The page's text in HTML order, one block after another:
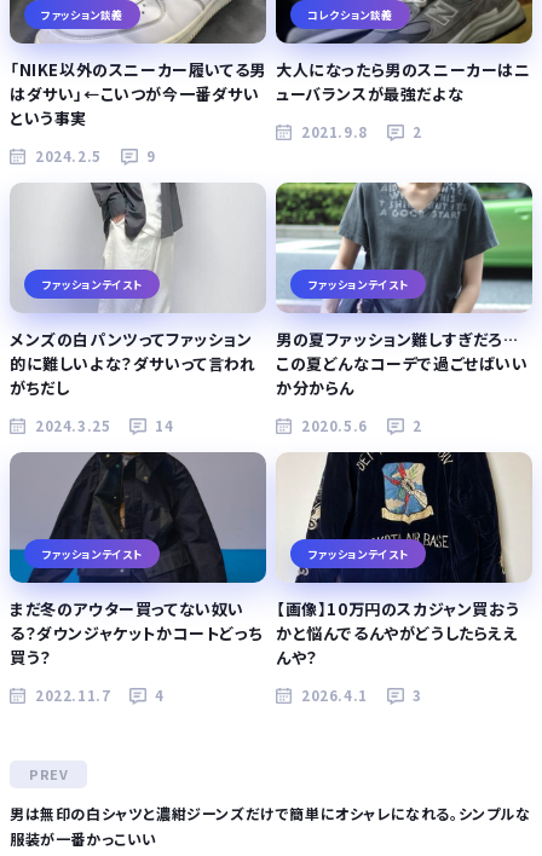
ファッション談義
「NIKE以外のスニーカー履いてる男
はダサい」←こいつが今一番ダサい
という事実
2024.2.5 9
コレクション談義
大人になったら男のスニーカーはニ
ューバランスが最強だよな
2021.9.8 2
ファッションテイスト
メンズの白パンツってファッション
的に難しいよな？ダサいって言われ
がちだし
2024.3.25 14
ファッションテイスト
男の夏ファッション難しすぎだろ…
この夏どんなコーデで過ごせばいい
か分からん
2020.5.6 2
ファッションテイスト
まだ冬のアウター買ってない奴い
る？ダウンジャケットかコートどっち
買う？
2022.11.7 4
ファッションテイスト
【画像】10万円のスカジャン買おう
かと悩んでるんやがどうしたらええ
んや？
2026.4.1 3
男は無印の白シャツと濃紺ジーンズだけで簡単にオシャレになれる。シンプルな
服装が一番かっこいい